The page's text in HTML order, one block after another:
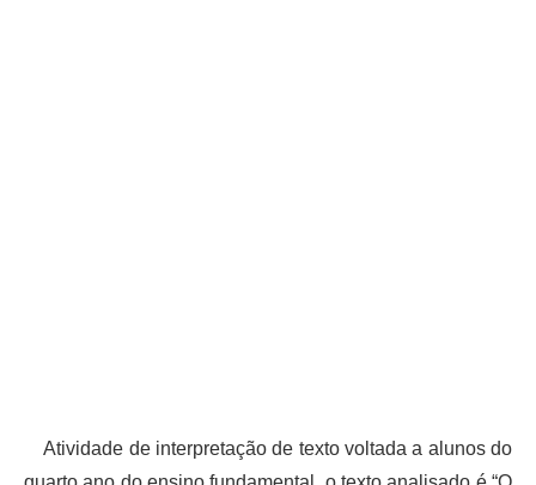
Atividade de interpretação de texto voltada a alunos do